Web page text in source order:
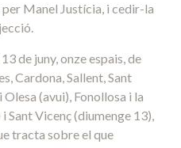
per Manel Justícia, i cedir-la
de juny, onze espais, de
Cardona, Sallent, Sant
(avui), Fonollosa i la
Sant Vicenç (diumenge 13),
tracta sobre el que